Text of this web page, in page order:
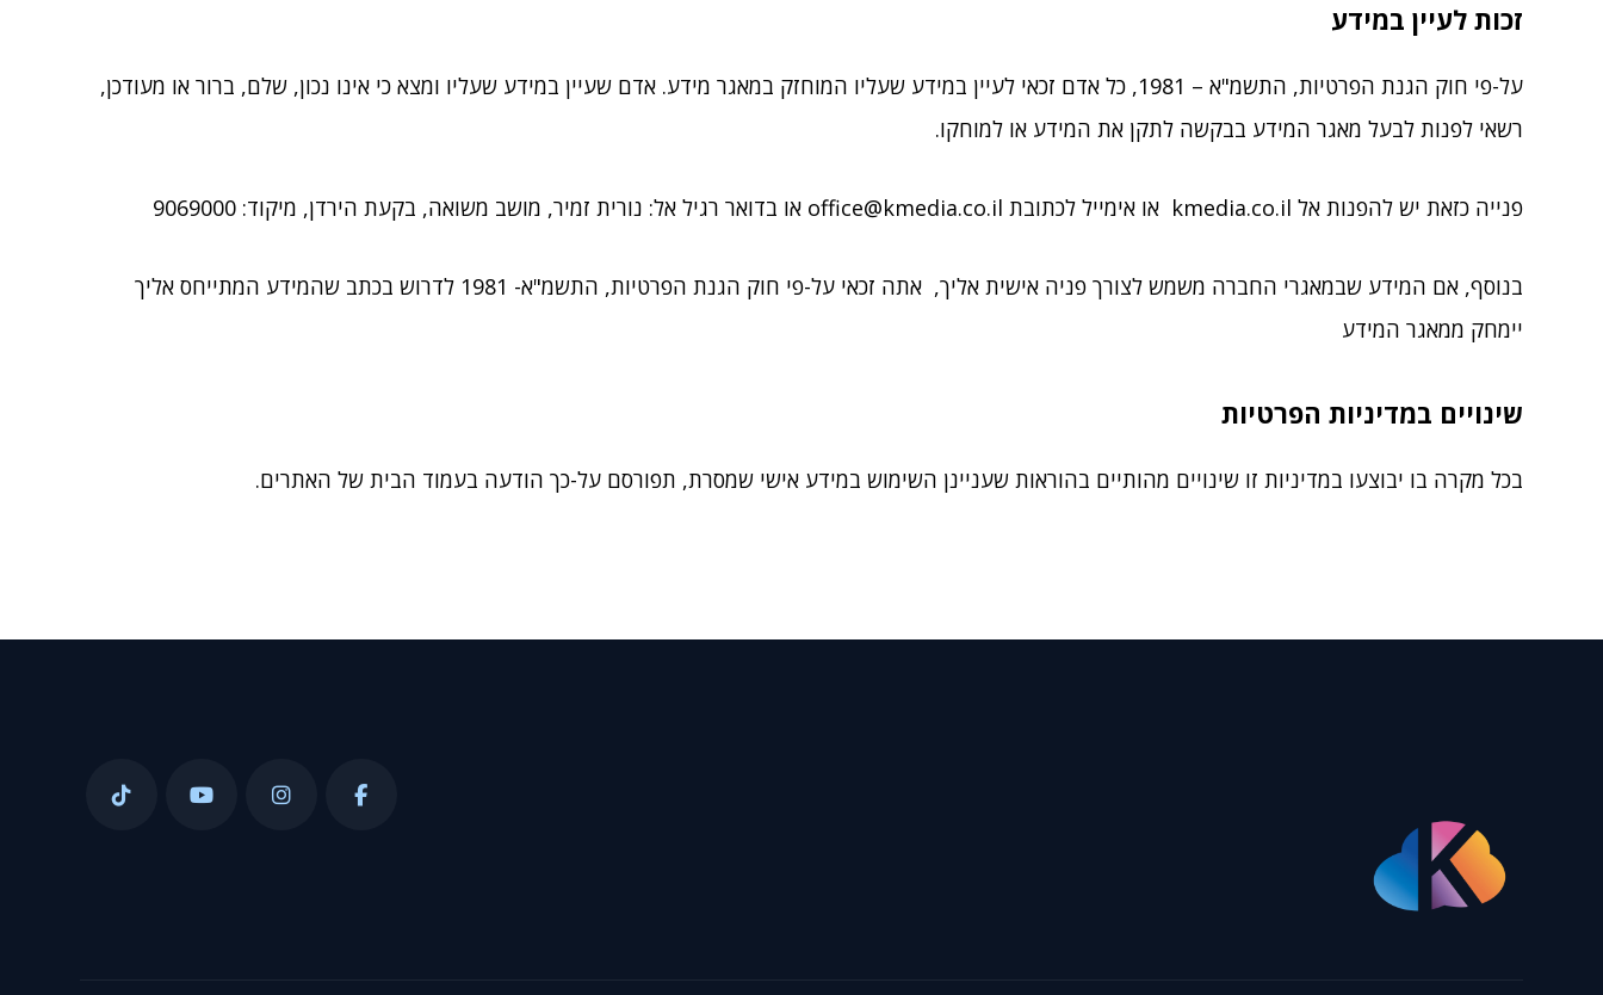
זכות לעיין במידע
על-פי חוק הגנת הפרטיות, התשמ"א – 1981, כל אדם זכאי לעיין במידע שעליו המוחזק במאגר מידע. אדם שעיין במידע שעליו ומצא כי אינו נכון, שלם, ברור או מעודכן,
רשאי לפנות לבעל מאגר המידע בבקשה לתקן את המידע או למוחקו.
פנייה כזאת יש להפנות אל kmedia.co.il או אימייל לכתובת office@kmedia.co.il או בדואר רגיל אל: נורית זמיר, מושב משואה, בקעת הירדן, מיקוד: 9069000
בנוסף, אם המידע שבמאגרי החברה משמש לצורך פניה אישית אליך, אתה זכאי על-פי חוק הגנת הפרטיות, התשמ"א- 1981 לדרוש בכתב שהמידע המתייחס אליך
יימחק ממאגר המידע
שינויים במדיניות הפרטיות
בכל מקרה בו יבוצעו במדיניות זו שינויים מהותיים בהוראות שעניינן השימוש במידע אישי שמסרת, תפורסם על-כך הודעה בעמוד הבית של האתרים.